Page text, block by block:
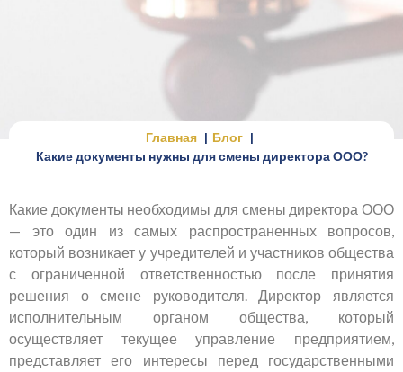
Главная
Блог
Какие документы нужны для смены директора ООО?
Какие документы необходимы для смены директора ООО
— это один из самых распространенных вопросов,
который возникает у учредителей и участников общества
с ограниченной ответственностью после принятия
решения о смене руководителя. Директор является
исполнительным органом общества, который
осуществляет текущее управление предприятием,
представляет его интересы перед государственными